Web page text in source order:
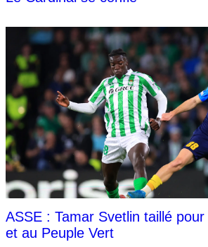
ASSE : Tamar Svetlin taillé
et au Peuple Vert